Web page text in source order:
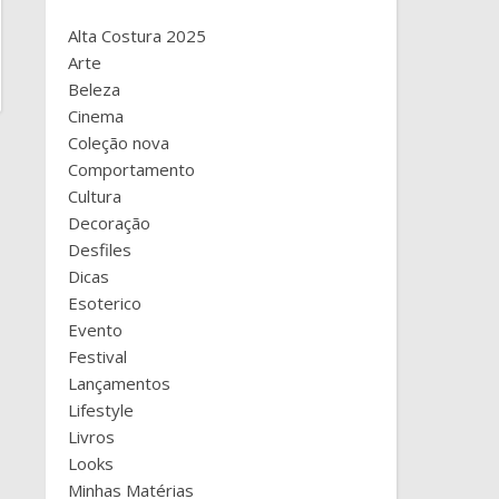
Alta Costura 2025
Arte
Beleza
Cinema
Coleção nova
Comportamento
Cultura
Decoração
Desfiles
Dicas
Esoterico
Evento
Festival
Lançamentos
Lifestyle
Livros
Looks
Minhas Matérias